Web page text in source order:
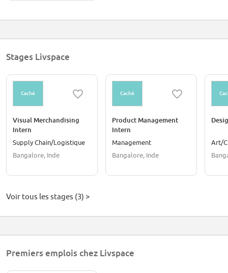
Stages Livspace
Caché
Visual Merchandising
Intern
Supply Chain/Logistique
Bangalore, Inde
Caché
Product Management
Intern
Management
Bangalore, Inde
Art/
Voir tous les stages (3) >
Premiers emplois chez Livspace